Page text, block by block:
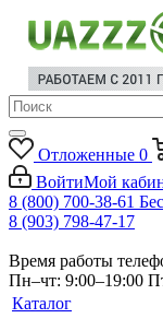
Отложенные 0
ВойтиМой
8 (800) 700-38-61
8 (903) 798-47-17
Время работы
Пн–чт: 9:00–19:00
Каталог